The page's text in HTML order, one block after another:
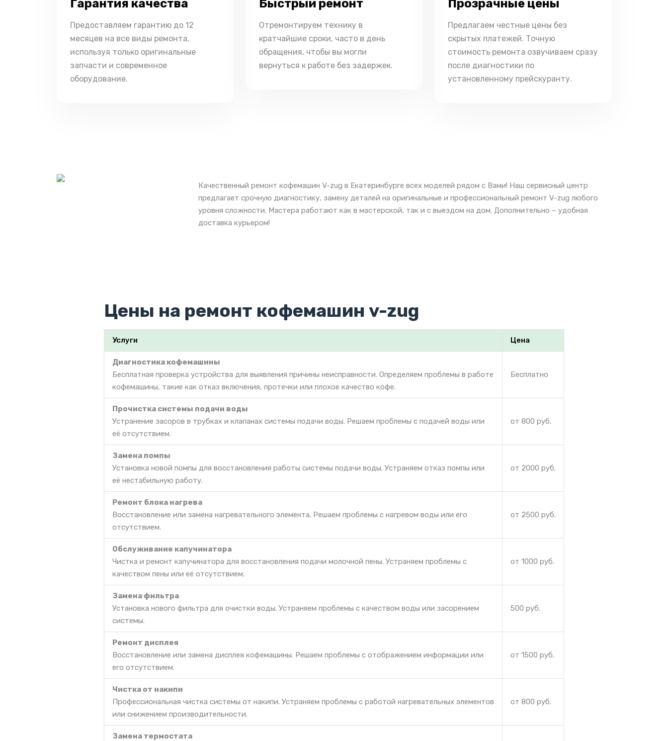
Гарантия качества
Предоставляем гарантию до 12
месяцев на все виды ремонта,
используя только оригинальные
запчасти и современное
оборудование.
Быстрый ремонт
Отремонтируем технику в
кратчайшие сроки, часто в день
обращения, чтобы вы могли
вернуться к работе без задержек.
Прозрачные цены
Предлагаем честные цены без
скрытых платежей. Точную
стоимость ремонта озвучиваем сразу
после диагностики по
установленному прейскуранту.
Качественный ремонт кофемашин V-zug в Екатеринбурге всех моделей рядом с Вами! Наш сервисный центр
предлагает срочную диагностику, замену деталей на оригинальные и профессиональный ремонт V-zug любого
уровня сложности. Мастера работают как в мастерской, так и с выездом на дом. Дополнительно – удобная
доставка курьером!
Цены на ремонт кофемашин v-zug
Услуги Цена
Диагностика кофемашины
Бесплатная проверка устройства для выявления причины неисправности. Определяем проблемы в работе
кофемашины, такие как отказ включения, протечки или плохое качество кофе.
Бесплатно
Прочистка системы подачи воды
Устранение засоров в трубках и клапанах системы подачи воды. Решаем проблемы с подачей воды или
её отсутствием.
от 800 руб.
Замена помпы
Установка новой помпы для восстановления работы системы подачи воды. Устраняем отказ помпы или
её нестабильную работу.
от 2000 руб.
Ремонт блока нагрева
Восстановление или замена нагревательного элемента. Решаем проблемы с нагревом воды или его
отсутствием.
от 2500 руб.
Обслуживание капучинатора
Чистка и ремонт капучинатора для восстановления подачи молочной пены. Устраняем проблемы с
качеством пены или её отсутствием.
от 1000 руб.
Замена фильтра
Установка нового фильтра для очистки воды. Устраняем проблемы с качеством воды или засорением
системы.
500 руб.
Ремонт дисплея
Восстановление или замена дисплея кофемашины. Решаем проблемы с отображением информации или
его отсутствием.
от 1500 руб.
Чистка от накипи
Профессиональная чистка системы от накипи. Устраняем проблемы с работой нагревательных элементов
или снижением производительности.
от 800 руб.
Замена термостата